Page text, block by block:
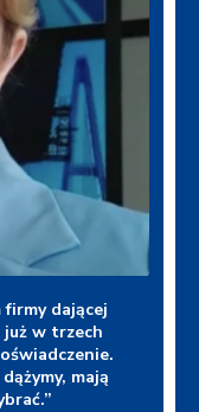
Unmute
firmy dającej
już w trzech
mają